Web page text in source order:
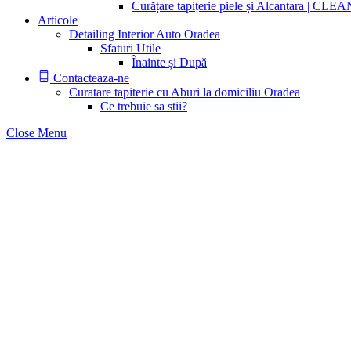
Curățare tapițerie piele și Alcantara |
Articole
Detailing Interior Auto Oradea
Sfaturi Utile
Înainte și După
Contacteaza-ne
Curatare tapiterie cu Aburi la domiciliu Oradea
Ce trebuie sa stii?
Close Menu